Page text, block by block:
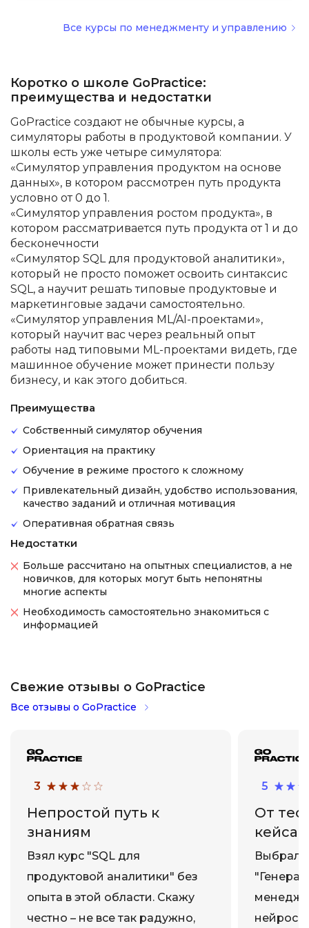
Все курсы по менеджменту и управлению
Коротко о школе GoPractice:
преимущества и недостатки
GoPractice создают не обычные курсы, а
симуляторы работы в продуктовой компании. У
школы есть уже четыре симулятора:
«Симулятор управления продуктом на основе
данных», в котором рассмотрен путь продукта
условно от 0 до 1.
«Симулятор управления ростом продукта», в
котором рассматривается путь продукта от 1 и до
бесконечности
«Симулятор SQL для продуктовой аналитики»,
который не просто поможет освоить синтаксис
SQL, а научит решать типовые продуктовые и
маркетинговые задачи самостоятельно.
«Симулятор управления ML/AI-проектами»,
который научит вас через реальный опыт
работы над типовыми ML-проектами видеть, где
машинное обучение может принести пользу
бизнесу, и как этого добиться.
Преимущества
Собственный симулятор обучения
Ориентация на практику
Обучение в режиме простого к сложному
Привлекательный дизайн, удобство использования,
качество заданий и отличная мотивация
Оперативная обратная связь
Недостатки
Больше рассчитано на опытных специалистов, а не
новичков, для которых могут быть непонятны
многие аспекты
Необходимость самостоятельно знакомиться с
информацией
Свежие отзывы о GoPractice
Все отзывы о GoPractice
Непростой путь к
знаниям
Взял курс "SQL для
продуктовой аналитики" без
опыта в этой области. Скажу
честно – не все так радужно,
3
От
кейсам
Выбрала
5